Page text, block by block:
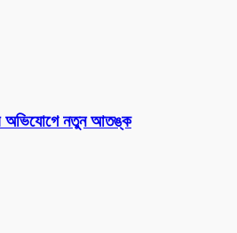
অভিযোগে নতুন আতঙ্ক